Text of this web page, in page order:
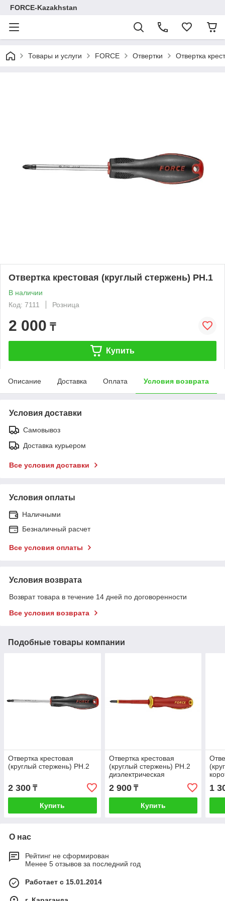
FORCE-Kazakhstan
Товары и услуги FORCE Отвертки Отвертка
Отвертка крестовая (круглый стержень) PH.1
В наличии
Код: 7111
Розница
2 000 ₸
Купить
Описание Доставка Оплата Условия возврата
Условия доставки
Самовывоз
Доставка курьером
Все условия доставки
Условия оплаты
Наличными
Безналичный расчет
Все условия оплаты
Условия возврата
Возврат товара в течение 14 дней по договоренности
Все условия возврата
Подобные товары компании
Отвертка крестовая
(круглый стержень) PH.2
2 300 ₸
Купить
Отвертка крестовая
(круглый стержень) PH.2
диэлектрическая
2 900₸
Купить
1
О нас
Рейтинг не сформирован
Менее 5 отзывов за последний год
Работает с 15.01.2014